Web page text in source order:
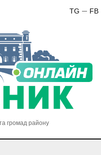
FB
TG
громад району